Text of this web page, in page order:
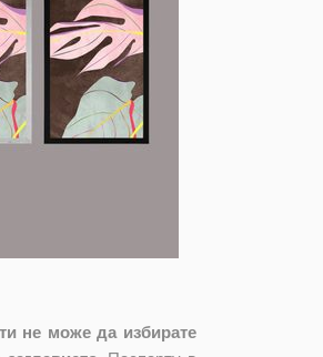
не може да избирате